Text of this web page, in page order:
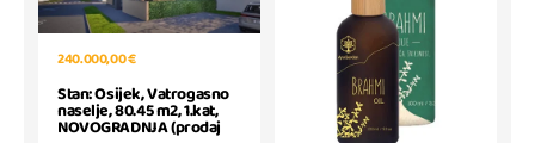
240.000,00 €
Stan: Osijek, Vatrogasno
naselje, 80.45 m2, 1.kat,
NOVOGRADNJA (prodaj